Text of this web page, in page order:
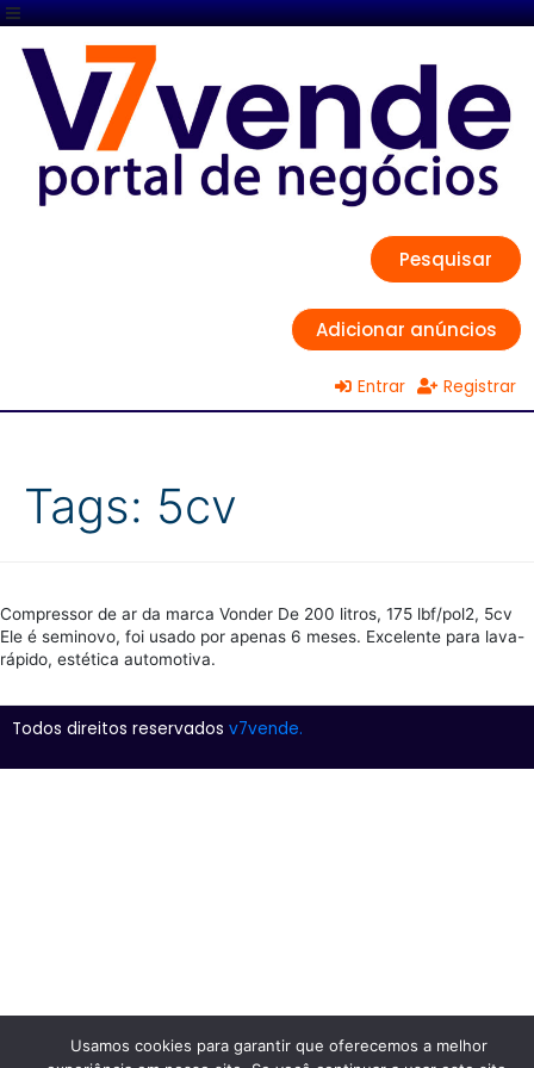
Pesquisar
Adicionar anúncios
Entrar Registrar
Tags: 5cv
Compressor de ar da marca Vonder De 200 litros, 175 lbf/pol2, 5cv
Ele é seminovo, foi usado por apenas 6 meses. Excelente para lava-
rápido, estética automotiva.
Todos direitos reservados v7vende.
Usamos cookies para garantir que oferecemos a melhor